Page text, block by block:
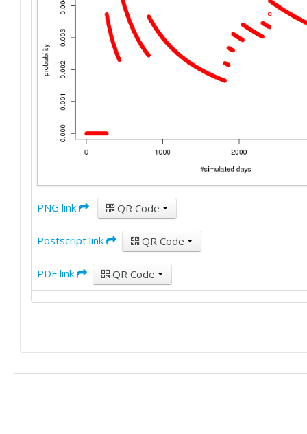
PNG link QR Code
Postscript link QR Code
PDF link QR Code